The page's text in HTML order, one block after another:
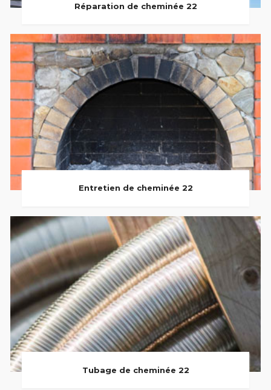
Réparation de cheminée 22
Entretien de cheminée 22
Tubage de cheminée 22